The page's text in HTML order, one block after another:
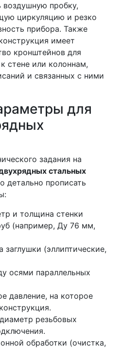
пробку,
циркуляцию и резко
прибора. Также
имеет
кронштейнов для
стене или колоннам,
и связанных с ними
для
задания на
стальных
детально прописать
и толщина стенки
(например, Ду 76 мм,
заглушки (эллиптические,
осями параллельных
давление, на которое
резьбовых
обработки (очистка,